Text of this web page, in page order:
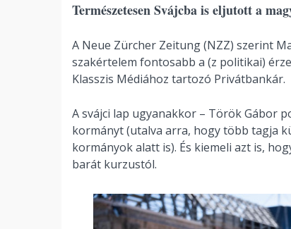
Természetesen Svájcba is eljutott a
A Neue Zürcher Zeitung (NZZ) szerint
szakértelem fontosabb a (z politikai)
Klasszis Médiához tartozó Privátbankár.
A svájci lap ugyanakkor – Török Gábor
kormányt (utalva arra, hogy több tagja
kormányok alatt is). És kiemeli azt is,
barát kurzustól.